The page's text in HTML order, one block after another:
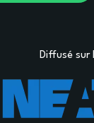
Diffusé sur